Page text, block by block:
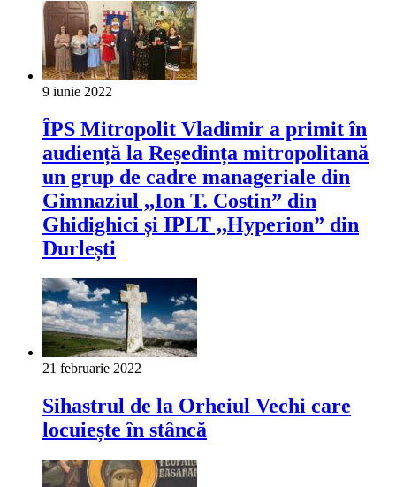
9 iunie 2022
ÎPS Mitropolit Vladimir a primit în
audiență la Reședința mitropolitană
un grup de cadre manageriale din
Gimnaziul ,,Ion T. Costin” din
Ghidighici și IPLT ,,Hyperion” din
Durlești
21 februarie 2022
Sihastrul de la Orheiul Vechi care
locuiește în stâncă